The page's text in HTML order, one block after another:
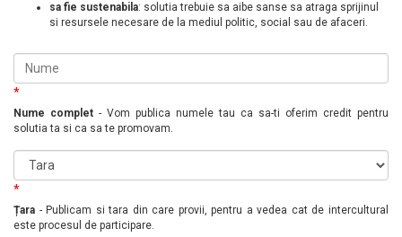
sa fie sustenabila: solutia trebuie sa aibe sanse sa atraga sprijinul
si resursele necesare de la mediul politic, social sau de afaceri.
*
Nume complet - Vom publica numele tau ca sa-ti oferim credit pentru
solutia ta si ca sa te promovam.
*
Țara - Publicam si tara din care provii, pentru a vedea cat de intercultural
este procesul de participare.